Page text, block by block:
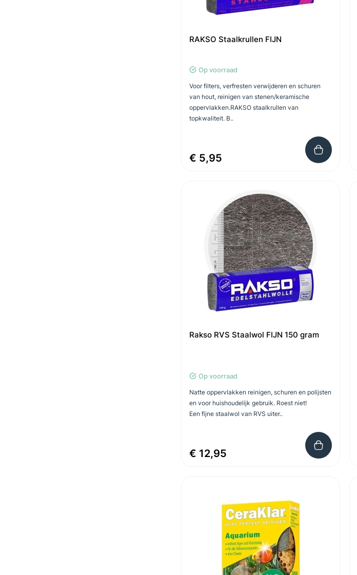
RAKSO Staalkrullen FIJN
Op voorraad
Voor filters, verfresten verwijderen en schuren
van hout, reinigen van stenen/keramische
oppervlakken.RAKSO staalkrullen van
topkwaliteit. B..
€ 5,95
Rakso RVS Staalwol FIJN 150 gram
Op voorraad
Natte oppervlakken reinigen, schuren en polijsten
en voor huishoudelijk gebruik. Roest niet!
Een fijne staalwol van RVS uiter..
€ 12,95